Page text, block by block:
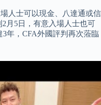
人士可以現金、八達通或信
月5日，有意入場人士也可
3年，CFA外國評判再次蒞臨